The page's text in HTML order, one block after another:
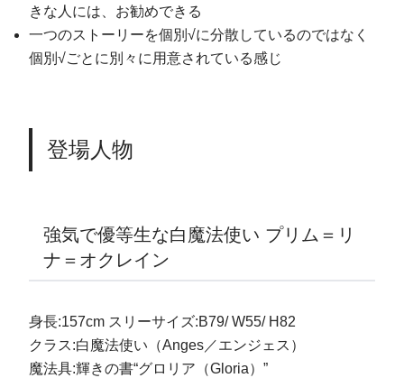
きな人には、お勧めできる
一つのストーリーを個別√に分散しているのではなく
個別√ごとに別々に用意されている感じ
登場人物
強気で優等生な白魔法使い プリム＝リ
ナ＝オクレイン
身長:157cm スリーサイズ:B79/ W55/ H82
クラス:白魔法使い（Anges／エンジェス）
魔法具:輝きの書“グロリア（Gloria）”